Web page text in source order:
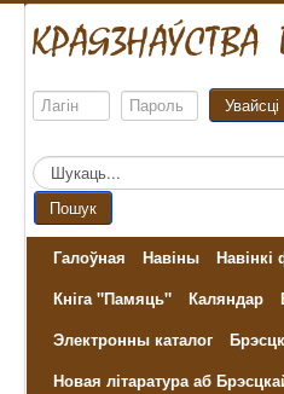
Увайсці
Пошук...
Пошук
Галоўная Навіны Навінкі
Кніга "Памяць"
Каляндар
Электронны каталог
Новая літаратура аб